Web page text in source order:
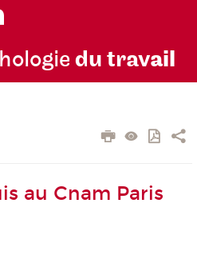
du travail
au Cnam Paris